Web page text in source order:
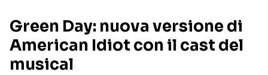
RECENSIONI MUSICALI
INTERVISTE
GOSSIP E CURIOSITÀ
TESTI CANZONI
TOUR ED EVENTI
Green Day: nuova versione di
American Idiot con il cast del
musical